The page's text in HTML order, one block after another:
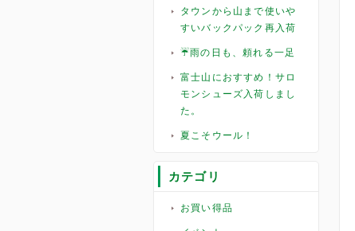
タウンから山まで使いや
すいバックパック再入荷
☔雨の日も、頼れる一足
富士山におすすめ！サロ
モンシューズ入荷しまし
た。
夏こそウール！
カテゴリ
お買い得品